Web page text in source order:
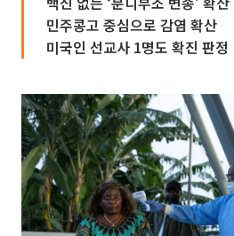
민주콩고 중심으로 감염 확산
미국인 선교사 1명도 확진 판정